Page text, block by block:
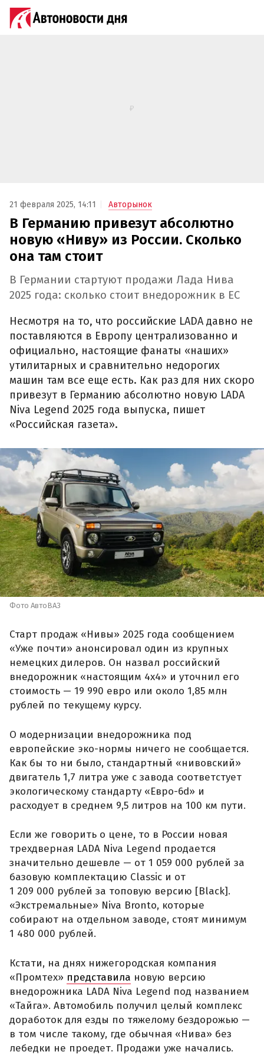
21 февраля 2025, 14:11 Авторынок
В Германию привезут абсолютно
новую «Ниву» из России. Сколько
она там стоит
В Германии стартуют продажи Лада Нива
2025 года: сколько стоит внедорожник в ЕС
Несмотря на то, что российские LADA давно не
поставляются в Европу централизованно и
официально, настоящие фанаты «наших»
утилитарных и сравнительно недорогих
машин там все еще есть. Как раз для них скоро
привезут в Германию абсолютно новую LADA
Niva Legend 2025 года выпуска, пишет
«Российская газета».
Фото АвтоВАЗ
Старт продаж «Нивы» 2025 года сообщением
«Уже почти» анонсировал один из крупных
немецких дилеров. Он назвал российский
внедорожник «настоящим 4х4» и уточнил его
стоимость — 19 990 евро или около 1,85 млн
рублей по текущему курсу.
О модернизации внедорожника под
европейские эко-нормы ничего не сообщается.
Как бы то ни было, стандартный «нивовский»
двигатель 1,7 литра уже с завода соответстует
экологическому стандарту «Евро-6d» и
расходует в среднем 9,5 литров на 100 км пути.
Если же говорить о цене, то в России новая
трехдверная LADA Niva Legend продается
значительно дешевле — от 1 059 000 рублей за
базовую комплектацию Classic и от
1 209 000 рублей за топовую версию [Black].
«Экстремальные» Niva Bronto, которые
собирают на отдельном заводе, стоят минимум
1 480 000 рублей.
Кстати, на днях нижегородская компания
«Промтех» представила новую версию
внедорожника LADA Niva Legend под названием
«Тайга». Автомобиль получил целый комплекс
доработок для езды по тяжелому бездорожью —
в том числе такому, где обычная «Нива» без
лебедки не проедет. Продажи уже начались.